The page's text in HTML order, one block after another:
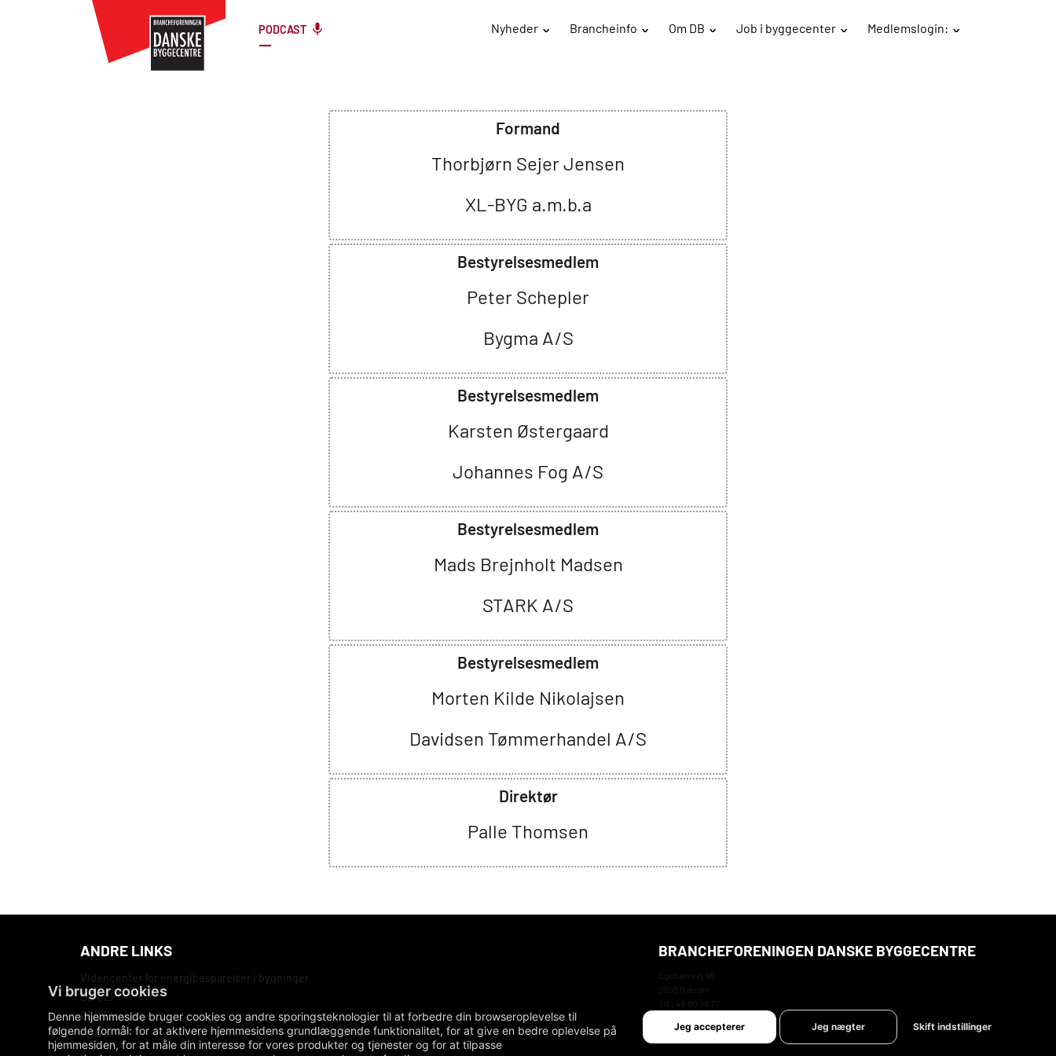
Denne hjemmeside bruger cookies og andre sporingsteknologier til at forbedre din browseroplevelse til
følgende formål:for at aktivere hjemmesidens grundlæggende funktionalitet,for at give en bedre oplevelse på
hjemmesiden,for at måle din interesse for vores produkter og tjenester og for at tilpasse
Jeg accepterer Jeg nægter Skift indstillinger
PODCAST Nyheder Brancheinfo Om DB Job i byggecenter Medlemslogin:
Formand
Thorbjørn Sejer Jensen
XL-BYG a.m.b.a
Bestyrelsesmedlem
Peter Schepler
Bygma A/S
Bestyrelsesmedlem
Karsten Østergaard
Johannes Fog A/S
Bestyrelsesmedlem
Mads Brejnholt Madsen
STARK A/S
Bestyrelsesmedlem
Morten Kilde Nikolajsen
Davidsen Tømmerhandel A/S
Direktør
Palle Thomsen
ANDRE LINKS
Videncenter for energibesparelser i bygninger
DB CLP
ØTD Fonden
FUT
BRANCHEFORENINGEN DANSKE BYGGECENTRE
Egebækvej 98
2850 Nærum
Tlf.: 45 80 78 77